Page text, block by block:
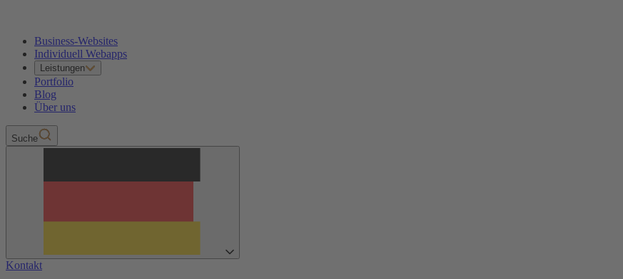
Business-Websites
Individuell Webapps
Leistungen
Portfolio
Blog
Über uns
Suche
Kontakt